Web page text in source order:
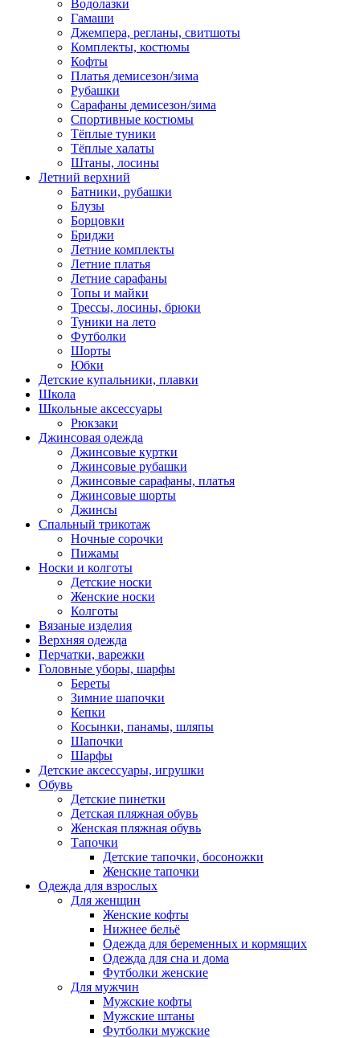
Водолазки
Гамаши
Джемпера, регланы, свитшоты
Комплекты, костюмы
Кофты
Платья демисезон/зима
Рубашки
Сарафаны демисезон/зима
Спортивные костюмы
Тёплые туники
Тёплые халаты
Штаны, лосины
Летний верхний
Батники, рубашки
Блузы
Борцовки
Бриджи
Летние комплекты
Летние платья
Летние сарафаны
Топы и майки
Трессы, лосины, брюки
Туники на лето
Футболки
Шорты
Юбки
Детские купальники, плавки
Школа
Школьные аксессуары
Рюкзаки
Джинсовая одежда
Джинсовые куртки
Джинсовые рубашки
Джинсовые сарафаны, платья
Джинсовые шорты
Джинсы
Спальный трикотаж
Ночные сорочки
Пижамы
Носки и колготы
Детские носки
Женские носки
Колготы
Вязаные изделия
Верхняя одежда
Перчатки, варежки
Головные уборы, шарфы
Береты
Зимние шапочки
Кепки
Косынки, панамы, шляпы
Шапочки
Шарфы
Детские аксессуары, игрушки
Обувь
Детские пинетки
Детская пляжная обувь
Женская пляжная обувь
Тапочки
Детские тапочки, босоножки
Женские тапочки
Одежда для взрослых
Для женщин
Женские кофты
Нижнее бельё
Одежда для беременных и кормящих
Одежда для сна и дома
Футболки женские
Для мужчин
Мужские кофты
Мужские штаны
Футболки мужские